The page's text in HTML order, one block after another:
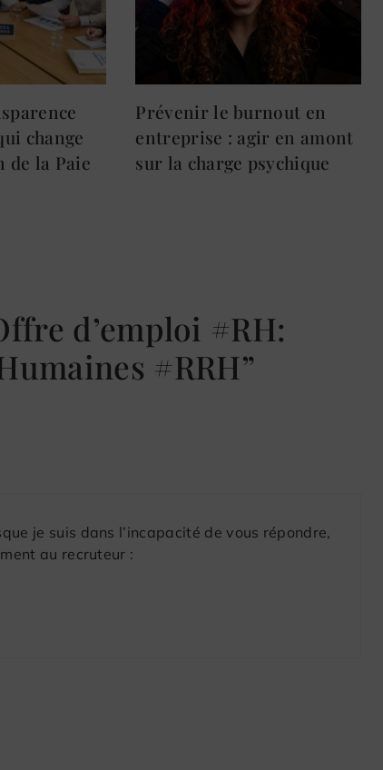
change
de la Paie
Prévenir le burnout en
entreprise : agir en amont
sur la charge psychique
d’emploi #RH:
#RRH”
je suis dans l’incapacité de vous répondre,
au recruteur :